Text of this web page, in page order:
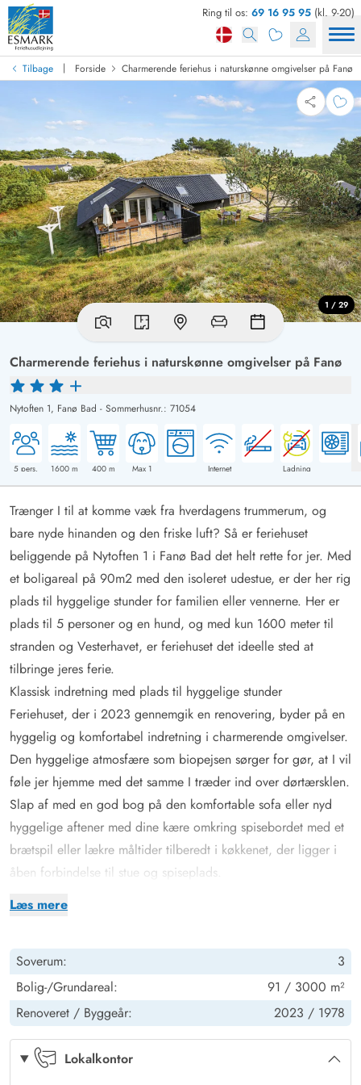
Ring til os: 69 16 95 95 (kl. 9-20)
Tilbage | Forside Charmerende feriehus i naturskønne omgivelser på Fanø
Charmerende feriehus i naturskønne omgivelser på Fanø
Nytoften 1, Fanø Bad - Sommerhusnr.: 71054
5 pers. 1600 m 400m Max 1 Internet Ladning
1 / 29
Læs mere
Trænger I til at komme væk fra hverdagens trummerum, og
bare nyde hinanden og den friske luft? Så er feriehuset
beliggende på Nytoften 1 i Fanø Bad det helt rette for jer. Med
et boligareal på 90m2 med den isoleret udestue, er der her rig
plads til hyggelige stunder for familien eller vennerne. Her er
plads til 5 personer og en hund, og med kun 1600 meter til
stranden og Vesterhavet, er feriehuset det ideelle sted at
tilbringe jeres ferie.
Klassisk indretning med plads til hyggelige stunder
Feriehuset, der i 2023 gennemgik en renovering, byder på en
hyggelig og komfortabel indretning i charmerende omgivelser.
Den hyggelige atmosfære som biopejsen sørger for gør, at I vil
føle jer hjemme med det samme I træder ind over dørtærsklen.
Slap af med en god bog på den komfortable sofa eller nyd
hyggelige aftener med dine kære omkring spisebordet med et
brætspil eller lækre måltider tilberedt i køkkenet, der ligger i
åben forbindelse til stue og spiseplads.
Feriehuset har plads til i alt 5 personer fordelt på 3
og samle fornyet energi til næste feriedag. Badeværelset med
bruseniche er lyst indrettet.
Feriehuset opvarmes via en energisparende luft til luft
varmepumpe, hvor du nemt og hurtigt kan regulere
rumtemperaturen og sørge for behagelig indeklima året rundt.
Soverum:
3
Bolig-/Grundareal:
91 / 3000 m²
Renoveret / Byggeår: 2023 / 1978
Lokalkontor